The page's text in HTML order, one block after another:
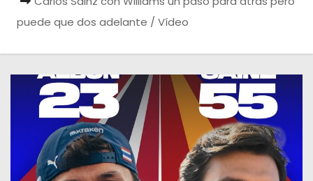
puede que dos adelante / Vídeo